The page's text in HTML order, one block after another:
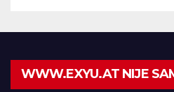
WWW.EXYU.AT NIJE